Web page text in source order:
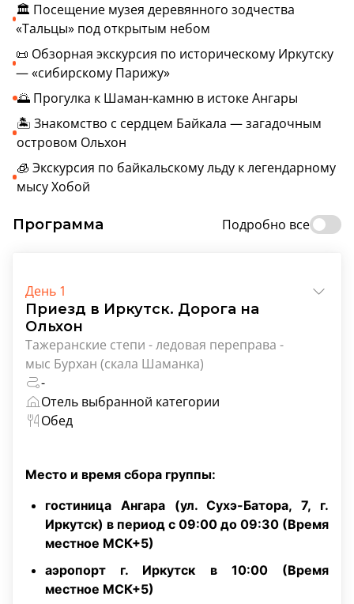
🏛️ Посещение музея деревянного зодчества
«Тальцы» под открытым небом
📜 Обзорная экскурсия по историческому Иркутску
— «сибирскому Парижу»
🌅 Прогулка к Шаман-камню в истоке Ангары
🏝️ Знакомство с сердцем Байкала — загадочным
островом Ольхон
🧊 Экскурсия по байкальскому льду к легендарному
мысу Хобой
Программа Подробно все
День 1
Приезд в Иркутск. Дорога на
Ольхон
Тажеранские степи - ледовая переправа -
мыс Бурхан (скала Шаманка)
-
Отель выбранной категории
Обед
Место и время сбора группы:
гостиница Ангара (ул. Сухэ-Батора, 7, г.
Иркутск) в период с 09:00 до 09:30 (Время
местное МСК+5)
аэропорт г. Иркутск в 10:00 (Время
местное МСК+5)